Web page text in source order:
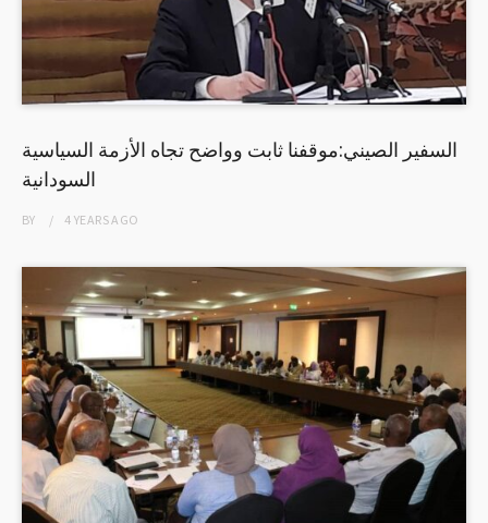
السفير الصيني:موقفنا ثابت وواضح تجاه الأزمة السياسية
السودانية
BY 4 YEARSAGO